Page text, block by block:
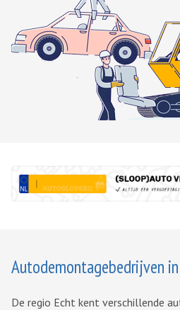
Autodemontagebedrijven
De regio Echt kent verschillende